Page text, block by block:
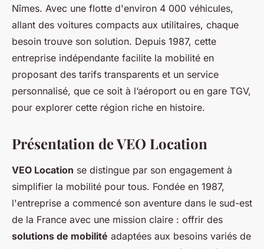
Nîmes. Avec une flotte d'environ 4 000 véhicules,
allant des voitures compacts aux utilitaires, chaque
besoin trouve son solution. Depuis 1987, cette
entreprise indépendante facilite la mobilité en
proposant des tarifs transparents et un service
personnalisé, que ce soit à l’aéroport ou en gare TGV,
pour explorer cette région riche en histoire.
Présentation de VEO Location
VEO Location se distingue par son engagement à
simplifier la mobilité pour tous. Fondée en 1987,
l'entreprise a commencé son aventure dans le sud-est
de la France avec une mission claire : offrir des
solutions de mobilité adaptées aux besoins variés de